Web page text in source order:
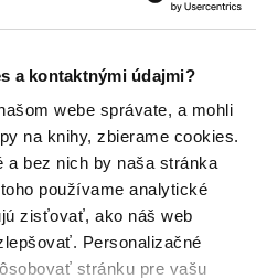
a kontaktnými údajmi?
webe správate, a mohli
na knihy, zbierame cookies.
a bez nich by naša stránka
používame analytické
zisťovať, ako náš web
Personalizačné
stránku pre vašu
Marek Brenišin1
Lenona Štibláriková1
Prešporské divadlo 1
Audiokniha: MP31